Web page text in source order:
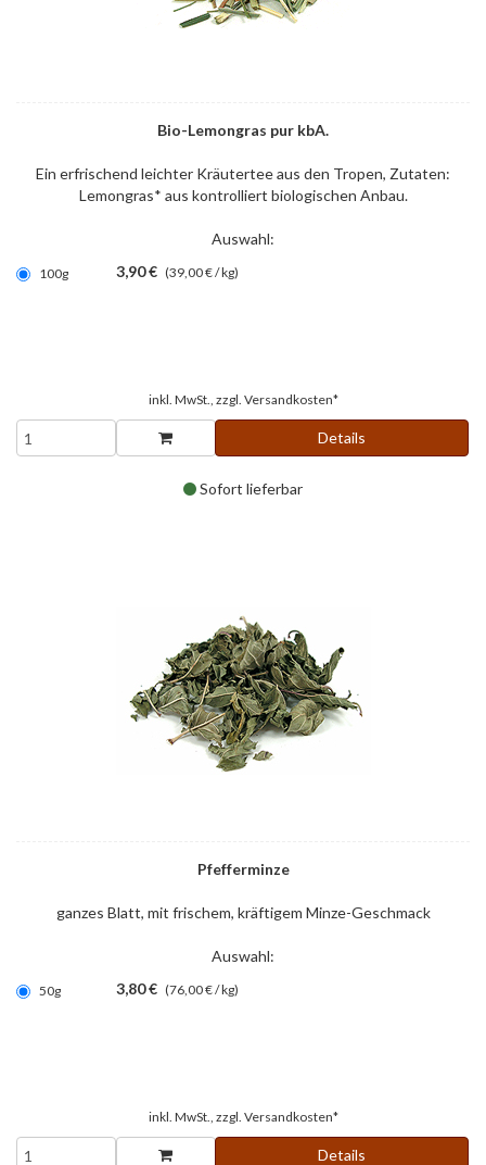
Bio-Lemongras pur kbA.
Ein erfrischend leichter Kräutertee aus den Tropen, Zutaten:
Lemongras* aus kontrolliert biologischen Anbau.
Auswahl:
100g 3,90 € (39,00 € / kg)
inkl. MwSt., zzgl. Versandkosten*
Details
Sofort lieferbar
Pfefferminze
ganzes Blatt, mit frischem, kräftigem Minze-Geschmack
Auswahl:
50g 3,80 € (76,00 € / kg)
inkl. MwSt., zzgl. Versandkosten*
Details